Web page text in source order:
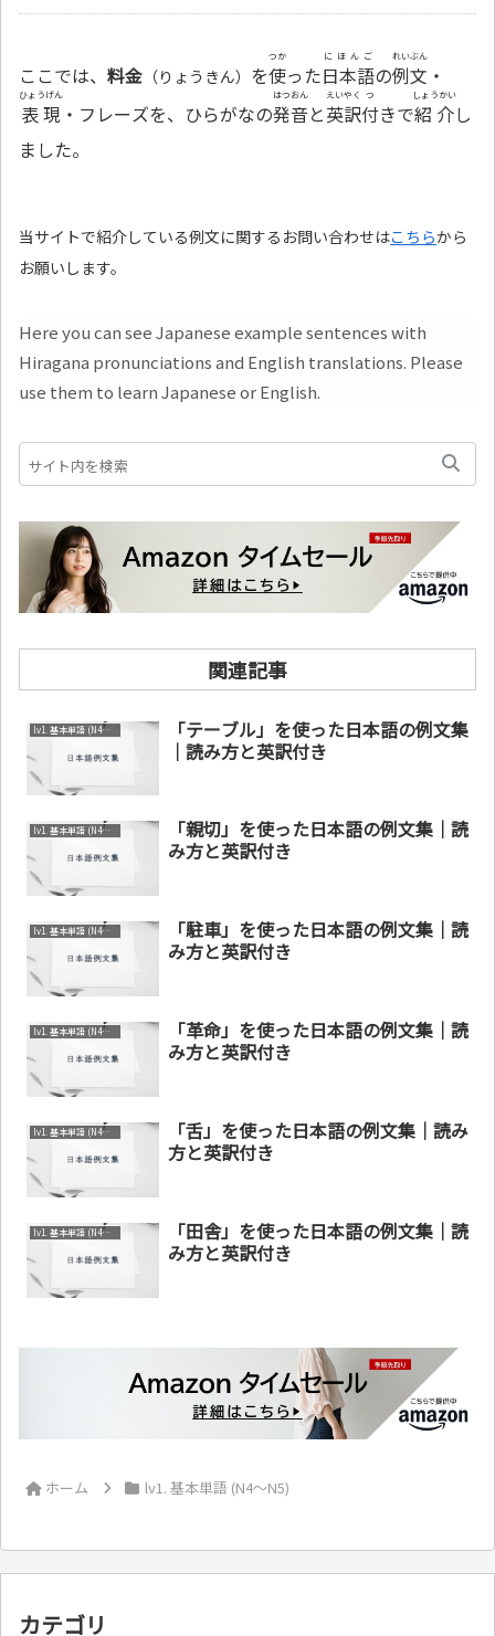
ここでは、 料金 （りょうきん） を使
つか
った日本語
にほんご
の例文
れいぶん
・
表現
ひょうげん
・フレーズを、ひらがなの発音
はつおん
と英訳
えいやく
付
つ
きで紹介
しょうかい
し
ました。
当サイトで紹介している例文に関するお問い合わせはこちらから
お願いします。
Here you can see Japanese example sentences with
Hiragana pronunciations and English translations. Please
use them to learn Japanese or English.
関連記事
lv1. 基本単語 (N4～N5)
「テーブル」を使った日本語の例文集
｜読み方と英訳付き
lv1. 基本単語 (N4～N5)
「親切」を使った日本語の例文集｜読
み方と英訳付き
lv1. 基本単語 (N4～N5)
「駐車」を使った日本語の例文集｜読
み方と英訳付き
lv1. 基本単語 (N4～N5)
「革命」を使った日本語の例文集｜読
み方と英訳付き
lv1. 基本単語 (N4～N5)
「舌」を使った日本語の例文集｜読み
方と英訳付き
lv1. 基本単語 (N4～N5)
「田舎」を使った日本語の例文集｜読
み方と英訳付き
ホーム lv1. 基本単語 (N4～N5)
カテゴリ